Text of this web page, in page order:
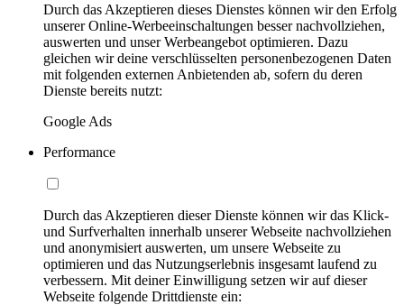
Durch das Akzeptieren dieses Dienstes können wir den Erfolg
unserer Online-Werbeeinschaltungen besser nachvollziehen,
auswerten und unser Werbeangebot optimieren. Dazu
gleichen wir deine verschlüsselten personenbezogenen Daten
mit folgenden externen Anbietenden ab, sofern du deren
Dienste bereits nutzt:
Google Ads
Performance
Durch das Akzeptieren dieser Dienste können wir das Klick-
und Surfverhalten innerhalb unserer Webseite nachvollziehen
und anonymisiert auswerten, um unsere Webseite zu
optimieren und das Nutzungserlebnis insgesamt laufend zu
verbessern. Mit deiner Einwilligung setzen wir auf dieser
Webseite folgende Drittdienste ein: